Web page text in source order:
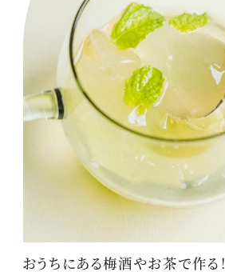
おうちにある梅酒やお茶で作る！